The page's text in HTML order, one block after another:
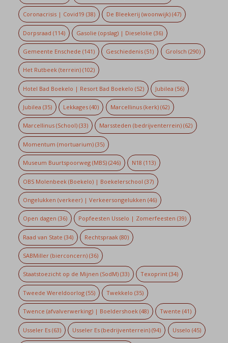
Coronacrisis | Covid19 (38) De Bleekerij (woonwijk) (47)
Dorpsraad (114) Gasolie (opslag) | Dieselolie (36)
Gemeente Enschede (141) Geschiedenis (51) Grolsch (290)
Het Rutbeek (terrein)(102)
Hotel Bad Boekelo | Resort Bad Boekelo (52) Jubilea (56)
Jubilea (35) Lekkages (40) Marcellinus (kerk)(62)
Marcellinus (School)(33) Marssteden (bedrijventerrein) (62)
Momentum (mortuarium)(35)
Museum Buurtspoorweg (MBS)(246) N18 (113)
OBS Molenbeek (Boekelo) | Boekelerschool (37)
Ongelukken (verkeer) | Verkeersongelukken (46)
Open dagen (36) Popfeesten Usselo | Zomerfeesten (39)
Raad van State (34) Rechtspraak (80)
SABMiller (bierconcern)(36)
Staatstoezicht op de Mijnen (SodM)(33) Texoprint (34)
Tweede Wereldoorlog(55) Twekkelo (35)
Twence (afvalverwerking) | Boeldershoek(48) Twente (41)
Usseler Es(63) Usseler Es (bedrijventerrein) (94) Usselo (45)